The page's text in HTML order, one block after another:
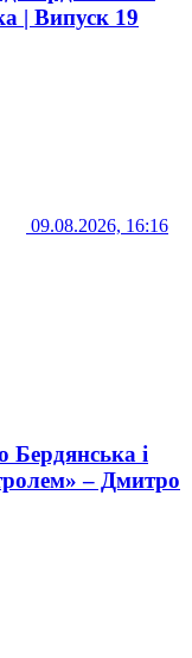
| Випуск 19
09.08.2026, 16:16
Бердянська і
– Дмитро